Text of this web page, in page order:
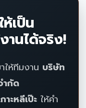
เป็น
นได้จริง!
ห้ทีมงาน บริษัท
ำกัด
กาะหลีเป๊ะ ให้คำ